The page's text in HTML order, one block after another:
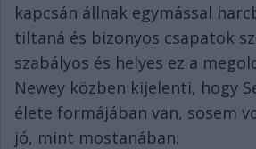
kapcsán állnak egymással
tiltaná és bizonyos csapatok
szabályos és helyes ez a
Newey közben kijelenti, hogy
élete formájában van, sosem
jó, mint mostanában.